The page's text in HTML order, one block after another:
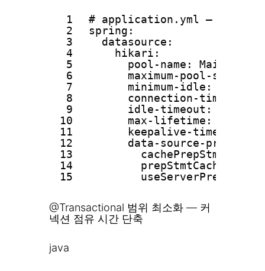
1
2
3
4
5
6
7
8
9
10
11
12
13
14
15
# application.yml —
spring:
datasource:
hikari:
pool-name: MainPool
maximum-pool-size:
minimum-idle: 20
connection-timeout:
idle-timeout: 300000
max-lifetime: 1800000
keepalive-time:
data-source-
cachePrepStmts:
prepStmtCacheSize:
@Transactional 범위 최소화 — 커
넥션 점유 시간 단축
java